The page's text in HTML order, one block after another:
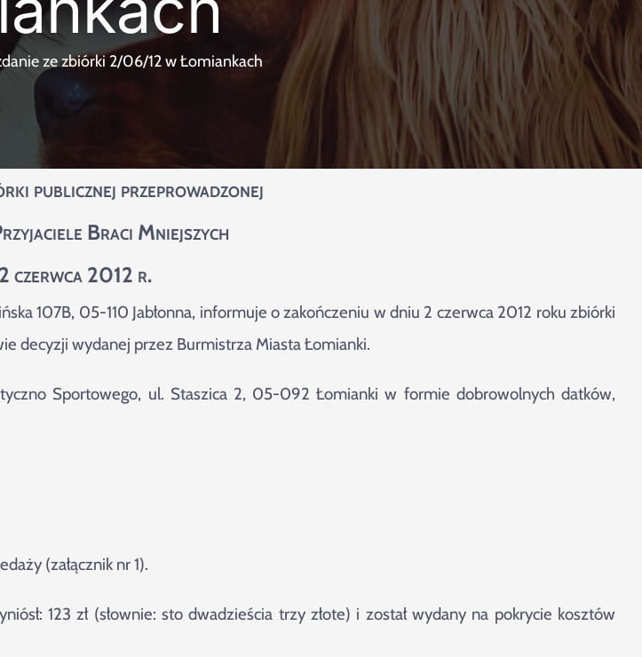
ze zbiórki 2/06/12 w Łomiankach
publicznej przeprowadzonej
Braci Mniejszych
czerwca 2012 r.
107B, 05-110 Jabłonna, informuje o zakończeniu w dniu 2 czerwca 2012 roku zbiórki
decyzji wydanej przez Burmistrza Miasta Łomianki.
Sportowego, ul. Staszica 2, 05-092 Łomianki w formie dobrowolnych datków,
(załącznik nr 1).
123 zł (słownie: sto dwadzieścia trzy złote) i został wydany na pokrycie kosztów